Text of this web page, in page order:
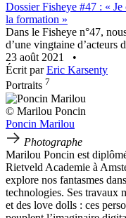
Dossier Fisheye #47 : «
la formation »
Dans le Fisheye n°47,
d’une vingtaine d’acteurs
23 août 2021
•
Écrit parEric Karsenty
Portraits 7
© Marilou Poncin
Poncin Marilou
Photographe
Marilou Poncin est
Rietveld Academie à
explore nos fantasmes
technologies. Ses travaux
et des love dolls : ces